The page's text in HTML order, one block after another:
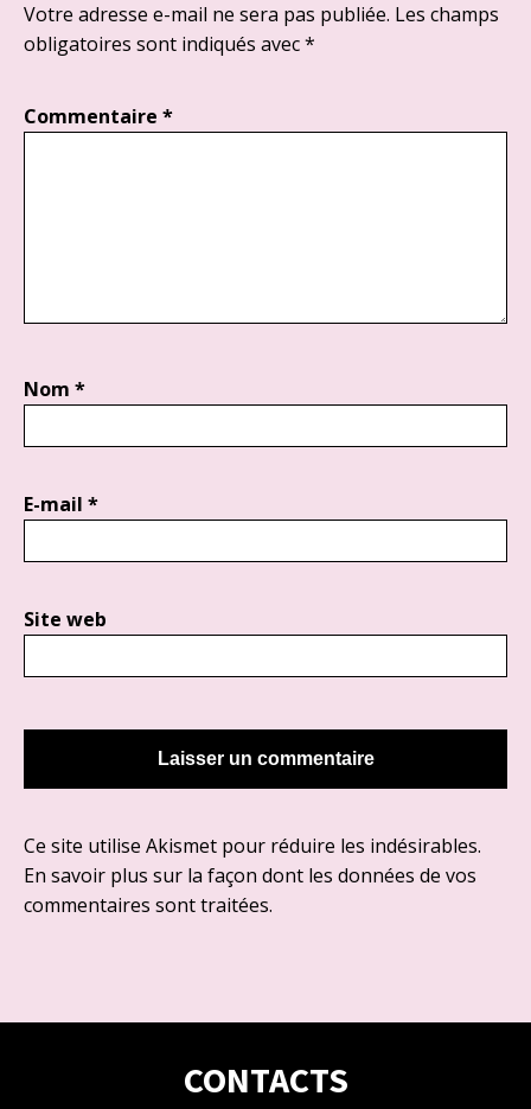
Votre adresse e-mail ne sera pas publiée. Les champs
obligatoires sont indiqués avec*
Commentaire *
Nom *
E-mail *
Site web
Ce site utilise Akismet pour réduire les indésirables.
En savoir plus sur la façon dont les données de vos
commentaires sont traitées.
CONTACTS